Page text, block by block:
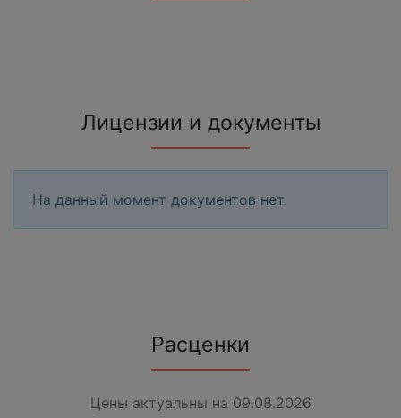
Лицензии и документы
На данный момент документов нет.
Расценки
Цены актуальны на 09.08.2026